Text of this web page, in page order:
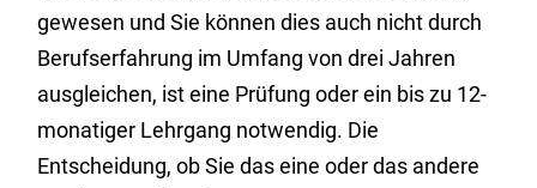
gewesen und Sie können dies auch nicht durch
Berufserfahrung im Umfang von drei Jahren
ausgleichen, ist eine Prüfung oder ein bis zu 12-
monatiger Lehrgang notwendig. Die
Entscheidung, ob Sie das eine oder das andere